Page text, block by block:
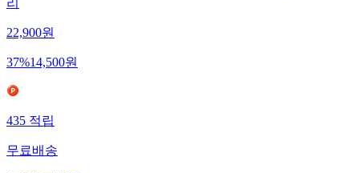
리
22,900원
37%14,500원
435적립
무료배송